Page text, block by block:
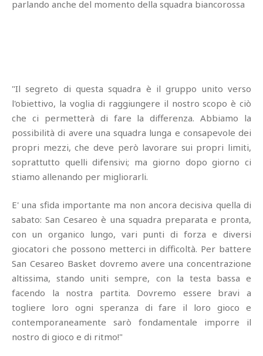
parlando anche del momento della squadra biancorossa
"Il segreto di questa squadra è il gruppo unito verso
l'obiettivo, la voglia di raggiungere il nostro scopo è ciò
che ci permetterà di fare la differenza. Abbiamo la
possibilità di avere una squadra lunga e consapevole dei
propri mezzi, che deve però lavorare sui propri limiti,
soprattutto quelli difensivi; ma giorno dopo giorno ci
stiamo allenando per migliorarli.
E' una sfida importante ma non ancora decisiva quella di
sabato: San Cesareo è una squadra preparata e pronta,
con un organico lungo, vari punti di forza e diversi
giocatori che possono metterci in difficoltà. Per battere
San Cesareo Basket dovremo avere una concentrazione
altissima, stando uniti sempre, con la testa bassa e
facendo la nostra partita. Dovremo essere bravi a
togliere loro ogni speranza di fare il loro gioco e
contemporaneamente sarò fondamentale imporre il
nostro di gioco e di ritmo!"